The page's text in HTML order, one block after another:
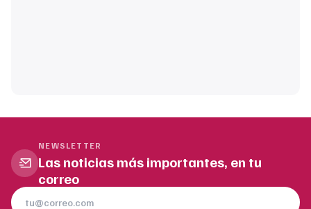
NEWSLETTER
Las noticias más importantes, en tu
correo